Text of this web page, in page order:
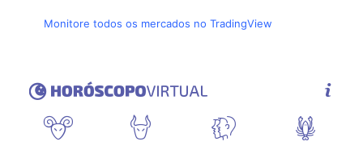
Monitore todos os mercados no TradingView